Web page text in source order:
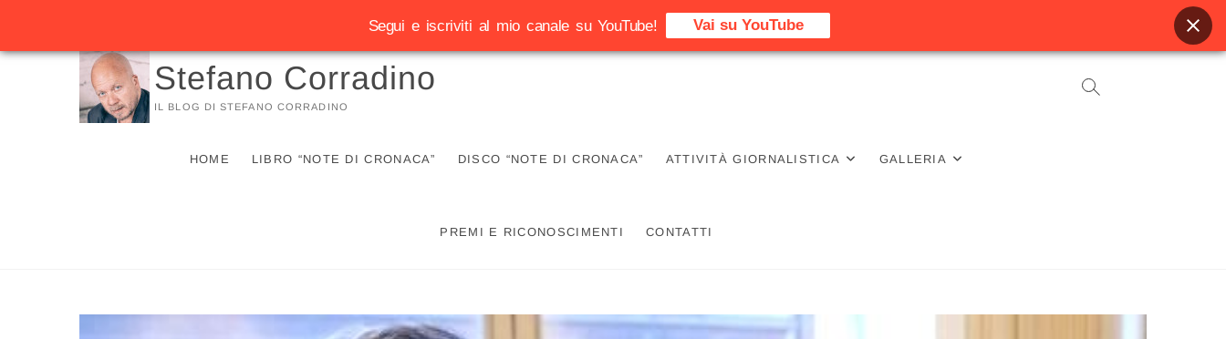
Vai
Stefano Corradino
IL BLOG DI STEFANO CORRADINO
HOME LIBRO “NOTE DI CRONACA” DISCO “NOTE DI CRONACA” ATTIVITÀ GIORNALISTICA GALLERIA
PREMI E RICONOSCIMENTI CONTATTI
Segui e iscriviti al mio canale su YouTube! Vai su YouTube